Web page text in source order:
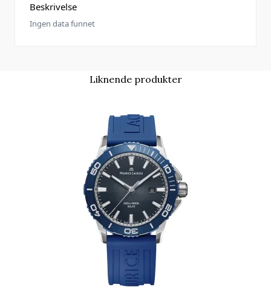
Beskrivelse
Ingen data funnet
Liknende produkter